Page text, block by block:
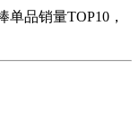
单品销量TOP10，